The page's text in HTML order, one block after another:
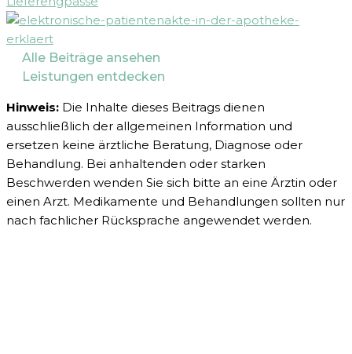
Alle Beiträge ansehen
Leistungen entdecken
Hinweis: Die Inhalte dieses Beitrags dienen
ausschließlich der allgemeinen Information und
ersetzen keine ärztliche Beratung, Diagnose oder
Behandlung. Bei anhaltenden oder starken
Beschwerden wenden Sie sich bitte an eine Ärztin oder
einen Arzt. Medikamente und Behandlungen sollten nur
nach fachlicher Rücksprache angewendet werden.